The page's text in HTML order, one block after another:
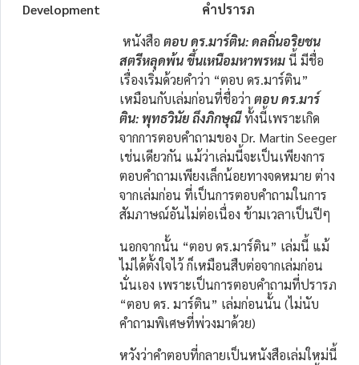
Development
คําปรารภ
หนังสือ ตอบ ดร.มาร์ติน: ดลถิ่นอริยชน
สตรีหลุดพ้น ขึ้นเหนือมหาพรหมนี้ มีชื่อ
เรื่องเริ่มด้วยคำว่า “ตอบ ดร.มาร์ติน”
เหมือนกับเล่มก่อนที่ชื่อว่า ตอบ ดร.มาร์
ติน: พุทธวินัย ถึงภิกษุณีทั้งนี้เพราะเกิด
จากการตอบคำถามของ Dr. Martin Seeger
เช่นเดียวกัน แม้ว่าเล่มนี้จะเป็นเพียงการ
ตอบคำถามเพียงเล็กน้อยทางจดหมาย ต่าง
จากเล่มก่อน ที่เป็นการตอบคำถามในการ
สัมภาษณ์อันไม่ต่อเนื่อง ข้ามเวลาเป็นปีๆ
นอกจากนั้น “ตอบ ดร.มาร์ติน” เล่มนี้ แม้
ไม่ได้ตั้งใจไว้ ก็เหมือนสืบต่อจากเล่มก่อน
นั่นเอง เพราะเป็นการตอบคำถามที่ปรารภ
“ตอบ ดร. มาร์ติน” เล่มก่อนนั้น (ไม่นับ
คำถามพิเศษที่พ่วงมาด้วย)
หวังว่าคำตอบที่กลายเป็นหนังสือเล่มใหม่นี้